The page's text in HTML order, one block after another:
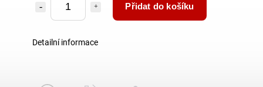
Přidat do košíku
Detailní informace